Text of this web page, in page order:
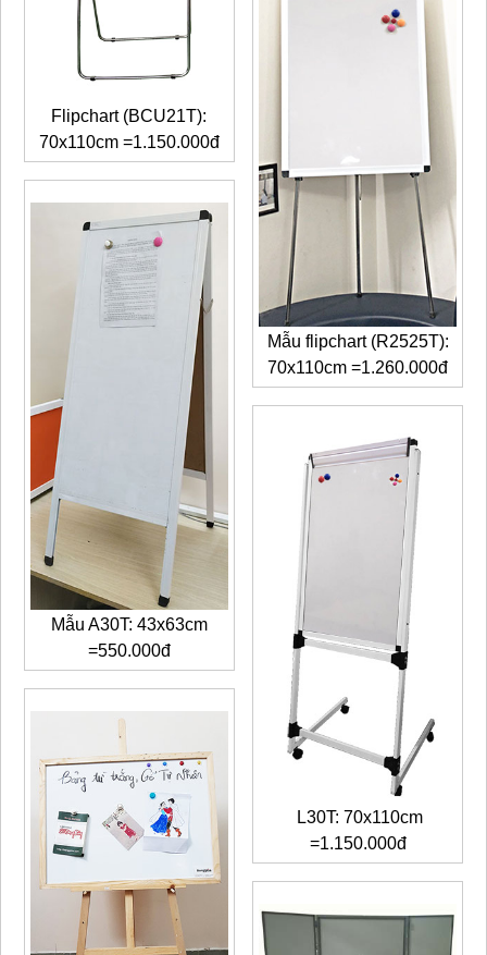
Flipchart (BCU21T):
70x110cm =1.150.000đ
Mẫu A30T: 43x63cm
=550.000đ
Mẫu flipchart (R2525T):
70x110cm =1.260.000đ
L30T: 70x110cm
=1.150.000đ